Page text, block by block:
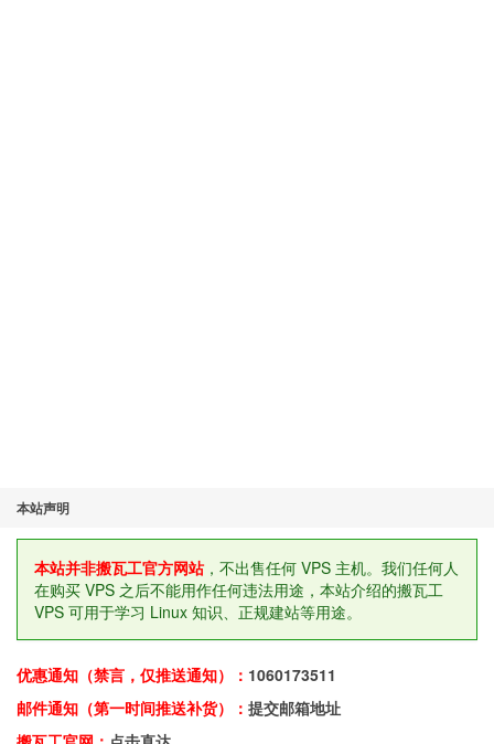
本站声明
本站并非搬瓦工官方网站，不出售任何 VPS 主机。我们任何人
在购买 VPS 之后不能用作任何违法用途，本站介绍的搬瓦工
VPS 可用于学习 Linux 知识、正规建站等用途。
优惠通知（禁言，仅推送通知）： 1060173511
邮件通知（第一时间推送补货）： 提交邮箱地址